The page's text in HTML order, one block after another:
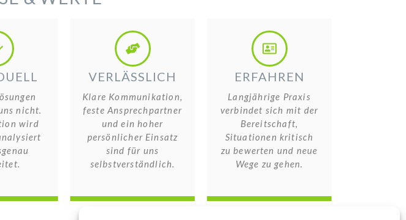
nicht.
wird
VERLÄSSLICH
Klare Kommunikation,
feste Ansprechpartner
und ein hoher
persönlicher Einsatz
sind für uns
selbstverständlich.
ERFAHREN
Langjährige Praxis
verbindet sich mit der
Bereitschaft,
Situationen kritisch
zu bewerten und neue
Wege zu gehen.